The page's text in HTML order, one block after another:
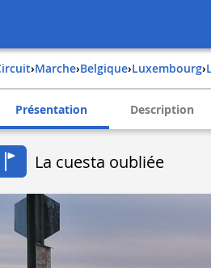
Circuit› Marche› belgique› luxembourg›
Présentation Description
La cuesta oubliée